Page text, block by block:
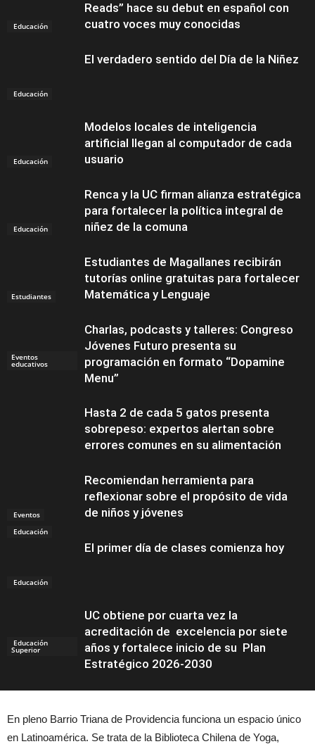
Educación
Reads” hace su debut en español con
cuatro voces muy conocidas
Educación
El verdadero sentido del Día de la Niñez
Educación
Modelos locales de inteligencia
artificial llegan al computador de cada
usuario
Educación
Renca y la UC firman alianza estratégica
para fortalecer la política integral de
niñez de la comuna
Estudiantes
Estudiantes de Magallanes recibirán
tutorías online gratuitas para fortalecer
Matemática y Lenguaje
Eventos
educativos
Charlas, podcasts y talleres: Congreso
Jóvenes Futuro presenta su
programación en formato “Dopamine
Menu”
Educación
Hasta 2 de cada 5 gatos presenta
sobrepeso: expertos alertan sobre
errores comunes en su alimentación
Eventos
Recomiendan herramienta para
reflexionar sobre el propósito de vida
de niños y jóvenes
Educación
El primer día de clases comienza hoy
Educación
Superior
UC obtiene por cuarta vez la
acreditación de excelencia por siete
años y fortalece inicio de su Plan
Estratégico 2026-2030
En pleno Barrio Triana de Providencia funciona un espacio único
en Latinoamérica. Se trata de la Biblioteca Chilena de Yoga,